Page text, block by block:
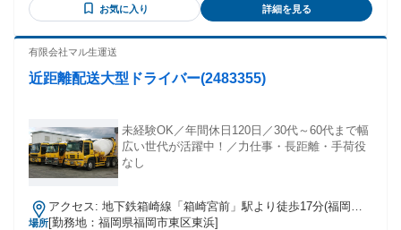
を含む ※上記金額は月給の最低金額となります。 年齢・社会
人経験年数等を考慮して決定致します。 ■未経験者：27万～
■経験者：30万～ 【手当】 一律職務手当（月額2万円～4万
円） 通勤手当（月額上限3万円※km換算／会社規定による）
【昇給】 あり 【賞与】 年2回（8・12月、業績に応じて決算
賞与あり）
ラバラですが、お互いを認め合う風土が根付いており、 社内
でいただけますよ◎ 年齢の条件と理由：あり（例外事由3号の
お気に入り 詳細を見る
有限会社マル生運送
近距離配送大型ドライバー(2483355)
未経験OK／年間休日120日／30代～60代まで幅
広い世代が活躍中！／力仕事・長距離・手荷役
なし
場所
アクセス: 地下鉄箱崎線「箱崎宮前」駅より徒歩17分(福岡営
業所)
[勤務地：福岡県福岡市東区東浜]